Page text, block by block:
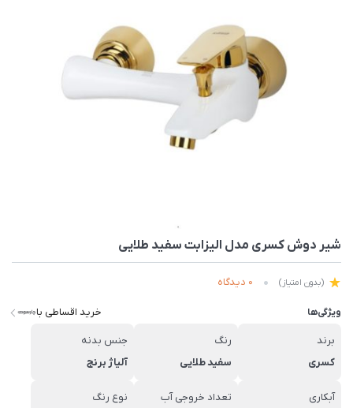
شیر دوش کسری مدل الیزابت سفید طلایی
(بدون امتیاز) 0 دیدگاه
ویژگی‌ها خرید اقساطی با
برند
کسری
رنگ
سفید طلایی
جنس بدنه
آلیاژ برنج
آبکاری
تعداد خروجی آب
نوع رنگ